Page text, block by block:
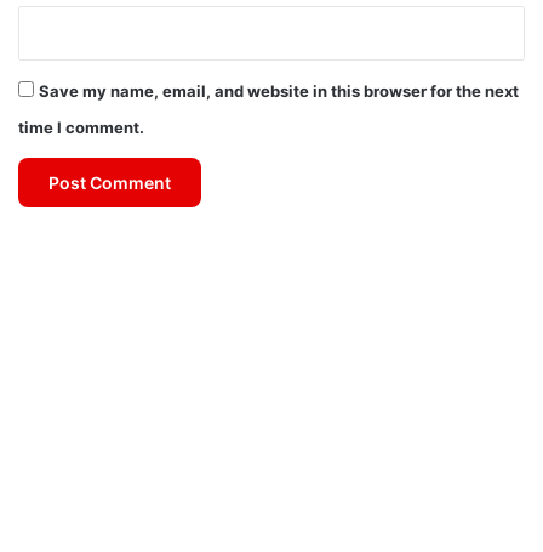
Save my name, email, and website in this browser for the next
time I comment.